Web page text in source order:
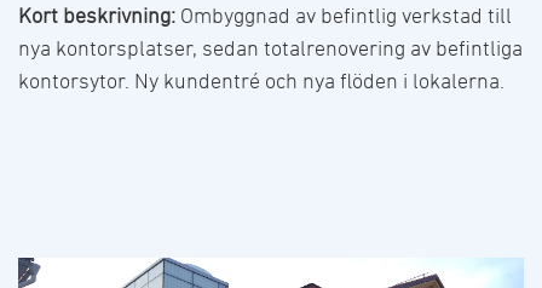
Kort beskrivning: Ombyggnad av befintlig verkstad till
nya kontorsplatser, sedan totalrenovering av befintliga
kontorsytor. Ny kundentré och nya flöden i lokalerna.